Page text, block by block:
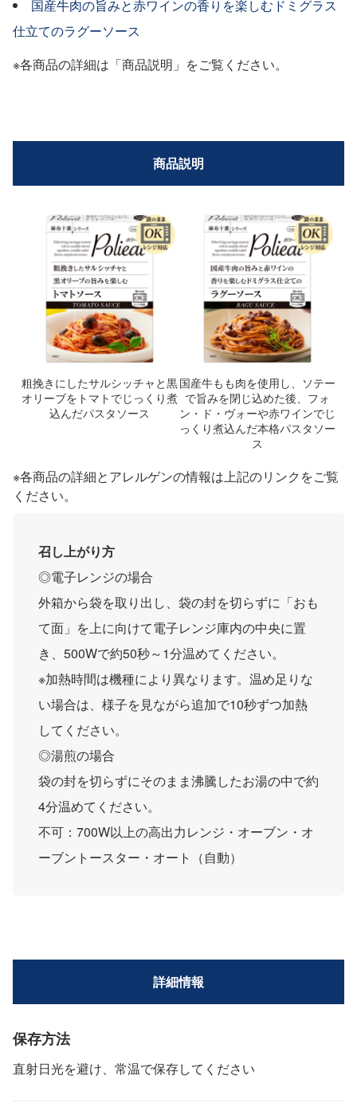
国産牛肉の旨みと赤ワインの香りを楽しむドミグラス
仕立てのラグーソース
※各商品の詳細は「商品説明」をご覧ください。
商品説明
粗挽きにしたサルシッチャと黒
オリーブをトマトでじっくり煮
込んだパスタソース
国産牛もも肉を使用し、ソテー
で旨みを閉じ込めた後、フォ
ン・ド・ヴォーや赤ワインでじ
っくり煮込んだ本格パスタソー
ス
※各商品の詳細とアレルゲンの情報は上記のリンクをご覧
ください。
召し上がり方
◎電子レンジの場合
外箱から袋を取り出し、袋の封を切らずに「おも
て面」を上に向けて電子レンジ庫内の中央に置
き、500Wで約50秒～1分温めてください。
※加熱時間は機種により異なります。温め足りな
い場合は、様子を見ながら追加で10秒ずつ加熱
してください。
◎湯煎の場合
袋の封を切らずにそのまま沸騰したお湯の中で約
4分温めてください。
不可：700W以上の高出力レンジ・オーブン・オ
ーブントースター・オート（自動）
詳細情報
保存方法
直射日光を避け、常温で保存してください